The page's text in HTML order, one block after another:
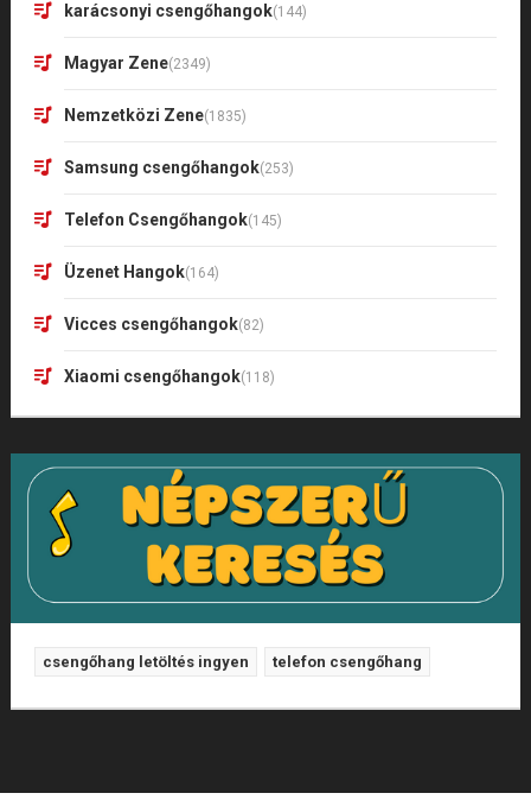
karácsonyi csengőhangok(144)
Magyar Zene(2349)
Nemzetközi Zene(1835)
Samsung csengőhangok(253)
Telefon Csengőhangok(145)
Üzenet Hangok(164)
Vicces csengőhangok(82)
Xiaomi csengőhangok(118)
csengőhang letöltés ingyen telefon csengőhang